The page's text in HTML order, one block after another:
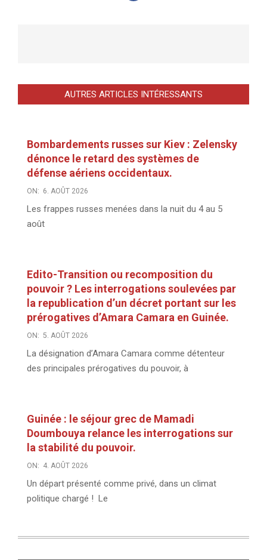
AUTRES ARTICLES INTÉRESSANTS
Bombardements russes sur Kiev : Zelensky
dénonce le retard des systèmes de
défense aériens occidentaux.
ON: 6. AOÛT 2026
Les frappes russes menées dans la nuit du 4 au 5
août
Edito-Transition ou recomposition du
pouvoir ? Les interrogations soulevées par
la republication d’un décret portant sur les
prérogatives d’Amara Camara en Guinée.
ON: 5. AOÛT 2026
La désignation d’Amara Camara comme détenteur
des principales prérogatives du pouvoir, à
Guinée : le séjour grec de Mamadi
Doumbouya relance les interrogations sur
la stabilité du pouvoir.
ON: 4. AOÛT 2026
Un départ présenté comme privé, dans un climat
politique chargé ! Le